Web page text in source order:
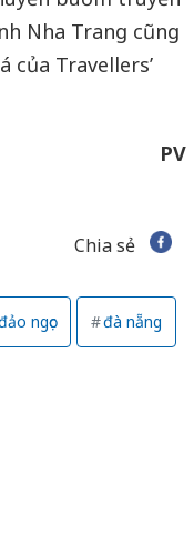
Nha Trang cũng
của Travellers’
PV
Chia sẻ
ngọc đà nẵng